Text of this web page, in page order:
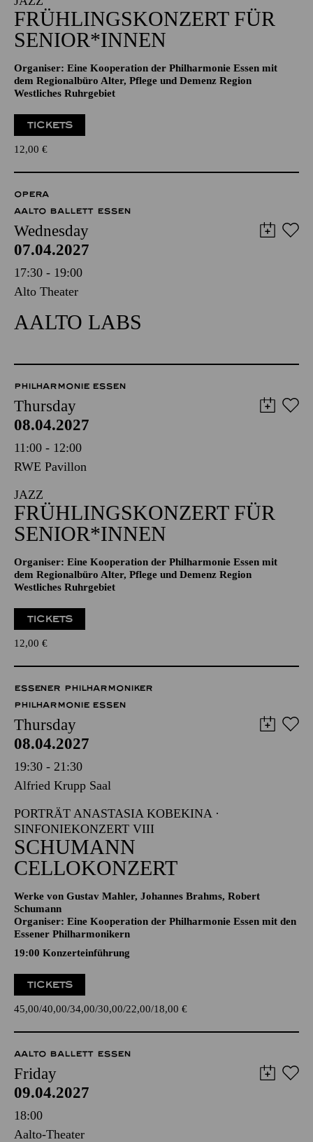
FRÜHLINGSKONZERT FÜR
SENIOR*INNEN
Organiser: Eine Kooperation der Philharmonie Essen mit
dem Regionalbüro Alter, Pflege und Demenz Region
Westliches Ruhrgebiet
TICKETS
12,00 €
OPERA
AALTO BALLETT ESSEN
Wednesday
07.04.2027
17:30 - 19:00
Alto Theater
AALTO LABS
PHILHARMONIE ESSEN
Thursday
08.04.2027
11:00 - 12:00
RWE Pavillon
JAZZ
FRÜHLINGSKONZERT FÜR
SENIOR*INNEN
Organiser: Eine Kooperation der Philharmonie Essen mit
dem Regionalbüro Alter, Pflege und Demenz Region
Westliches Ruhrgebiet
TICKETS
12,00 €
ESSENER PHILHARMONIKER
PHILHARMONIE ESSEN
Thursday
08.04.2027
19:30 - 21:30
Alfried Krupp Saal
PORTRÄT ANASTASIA KOBEKINA ·
SINFONIEKONZERT VIII
SCHUMANN
CELLOKONZERT
Werke von Gustav Mahler, Johannes Brahms, Robert
Schumann
Organiser: Eine Kooperation der Philharmonie Essen mit den
Essener Philharmonikern
19:00 Konzerteinführung
TICKETS
45,00 40,00 34,00 30,00 22,00 18,00 €
AALTO BALLETT ESSEN
Friday
09.04.2027
18:00
Aalto-Theater